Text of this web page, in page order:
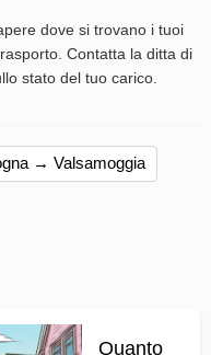
dove si trovano i tuoi
Contatta la ditta di
stato del tuo carico.
→ Valsamoggia
Quanto